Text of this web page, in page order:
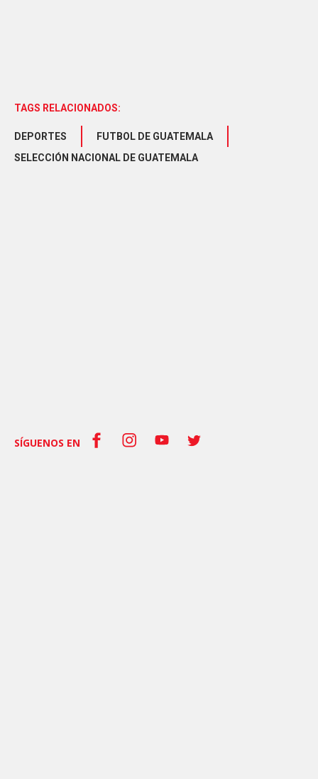
TAGS RELACIONADOS:
DEPORTES
FUTBOL DE GUATEMALA
SELECCIÓN NACIONAL DE GUATEMALA
SÍGUENOS EN